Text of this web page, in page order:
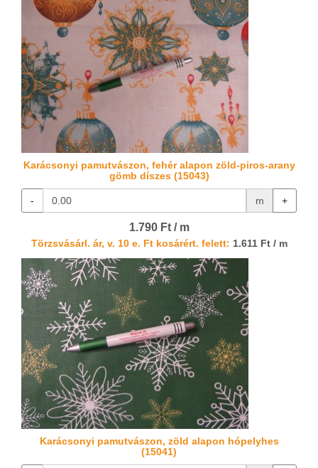
Karácsonyi pamutvászon, fehér alapon zöld-piros-arany
gömb díszes (15043)
- m +
1.790 Ft / m
Törzsvásárl. ár, v. 10 e. Ft kosárért. felett: 1.611 Ft / m
Karácsonyi pamutvászon, zöld alapon hópelyhes
(15041)